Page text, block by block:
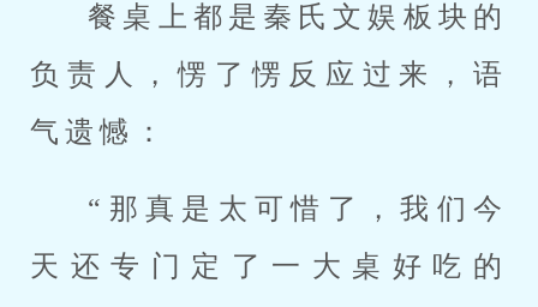
餐桌上都是秦氏文娱板块的
负责人，愣了愣反应过来，语
气遗憾：
“那真是太可惜了，我们今
天还专门定了一大桌好吃的